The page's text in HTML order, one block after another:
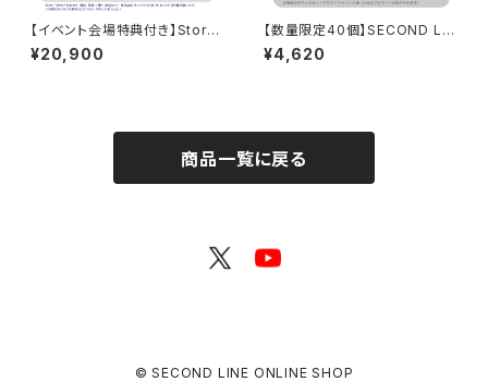
【イベント会場特典付き】Story
Teller（Terror） 朗読・怪談 〜
嫌〜 朗読セット
¥20,900
【数量限定40個】SECOND LIN
E Presents みんなに会いに行
くよ! 第48回 in 長野 開催記念
¥4,620
商品一覧に戻る
© SECOND LINE ONLINE SHOP